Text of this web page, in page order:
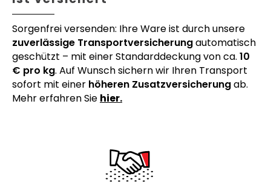
Sorgenfrei versenden: Ihre Ware ist durch unsere
zuverlässige Transportversicherungautomatisch
geschützt – mit einer Standarddeckung von ca. 10
€ pro kg. Auf Wunsch sichern wir Ihren Transport
sofort mit einer höheren Zusatzversicherungab.
Mehr erfahren Sie hier.